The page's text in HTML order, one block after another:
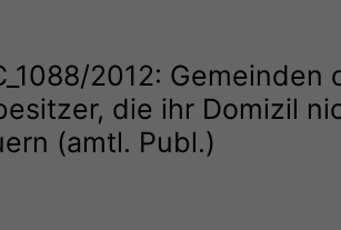
/2012: Gemeinden
die ihr Domizil
(amtl. Publ.)